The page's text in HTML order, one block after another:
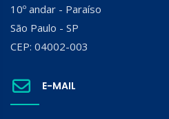
10º andar - Paraíso
São Paulo - SP
CEP: 04002-003
E-MAIL